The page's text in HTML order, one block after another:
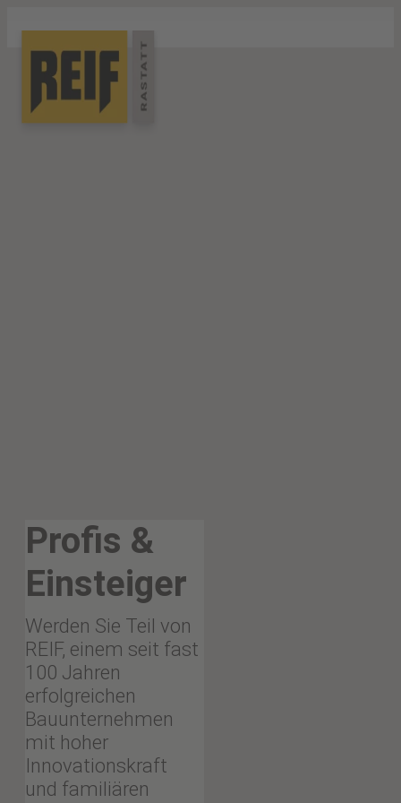
Profis &
Einsteiger
Werden Sie Teil von
REIF, einem seit fast
100 Jahren
erfolgreichen
Bauunternehmen
mit hoher
Innovationskraft
und familiären